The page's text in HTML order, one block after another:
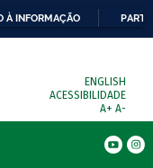
À INFORMAÇÃO
ENGLISH
ACESSIBILIDADE
A+ A-